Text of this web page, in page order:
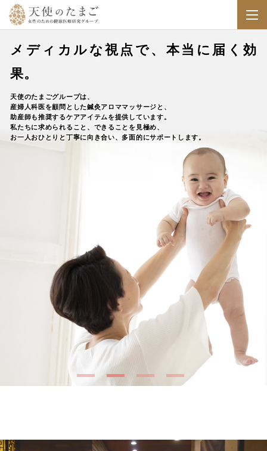
メディカルな視点で、本当に届く効
果。
天使のたまごグループは、
産婦人科医を顧問とした鍼灸アロママッサージと、
助産師も推奨するケアアイテムを提供しています。
私たちに求められること、できることを見極め、
お一人おひとりと丁寧に向き合い、多面的にサポートします。